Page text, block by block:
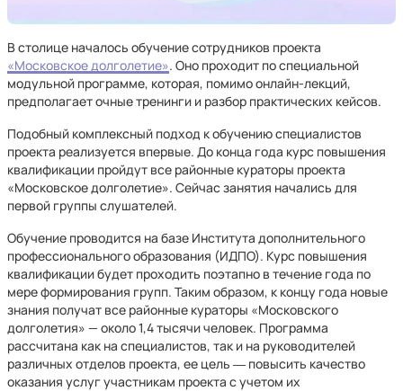
В столице началось обучение сотрудников проекта
«Московское долголетие». Оно проходит по специальной
модульной программе, которая, помимо онлайн-лекций,
предполагает очные тренинги и разбор практических кейсов.
Подобный комплексный подход к обучению специалистов
проекта реализуется впервые. До конца года курс повышения
квалификации пройдут все районные кураторы проекта
«Московское долголетие». Сейчас занятия начались для
первой группы слушателей.
Обучение проводится на базе Института дополнительного
профессионального образования (ИДПО). Курс повышения
квалификации будет проходить поэтапно в течение года по
мере формирования групп. Таким образом, к концу года новые
знания получат все районные кураторы «Московского
долголетия» — около 1,4 тысячи человек. Программа
рассчитана как на специалистов, так и на руководителей
различных отделов проекта, ее цель ― повысить качество
оказания услуг участникам проекта с учетом их